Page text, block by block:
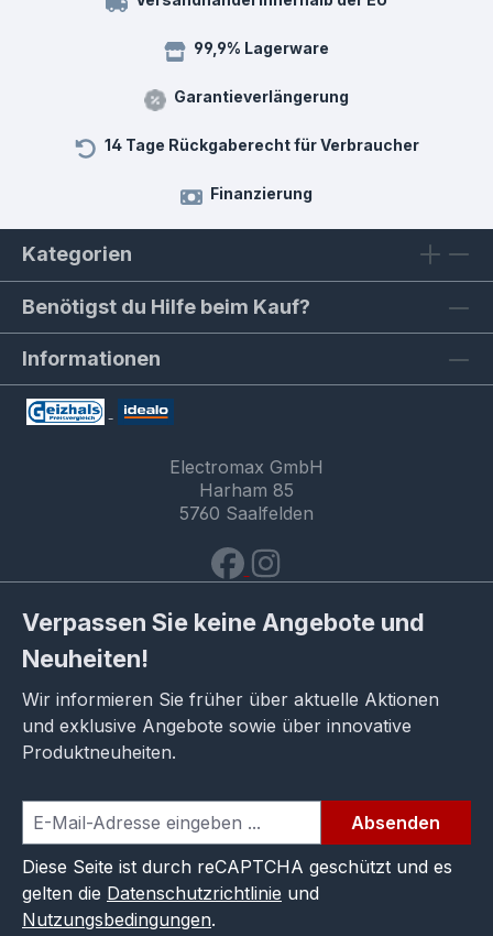
99,9% Lagerware
Garantieverlängerung
14 Tage Rückgaberecht für Verbraucher
Finanzierung
Kategorien
Benötigst du Hilfe beim Kauf?
Informationen
Electromax GmbH
Harham 85
5760 Saalfelden
Verpassen Sie keine Angebote und
Neuheiten!
Wir informieren Sie früher über aktuelle Aktionen
und exklusive Angebote sowie über innovative
Produktneuheiten.
Absenden
Diese Seite ist durch reCAPTCHA geschützt und es
gelten die Datenschutzrichtlinie und
Nutzungsbedingungen.